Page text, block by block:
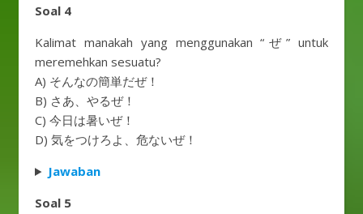
Soal 4
Kalimat manakah yang menggunakan “ぜ” untuk
meremehkan sesuatu?
A) そんなの簡単だぜ！
B) さあ、やるぜ！
C) 今日は暑いぜ！
D) 気をつけろよ、危ないぜ！
Jawaban
Soal 5